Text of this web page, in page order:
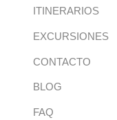
ITINERARIOS
EXCURSIONES
CONTACTO
BLOG
FAQ